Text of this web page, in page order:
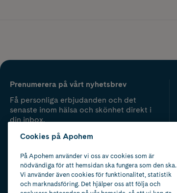
Prenumerera på vårt nyhetsbrev
Få personliga erbjudanden och det
senaste inom hälsa och skönhet direkt i
din inbox.
Cookies på Apohem
På Apohem använder vi oss av cookies som är
nödvändiga för att hemsidan ska fungera som den ska.
Vi använder även cookies för funktionalitet, statistik
och marknadsföring. Det hjälper oss att följa och